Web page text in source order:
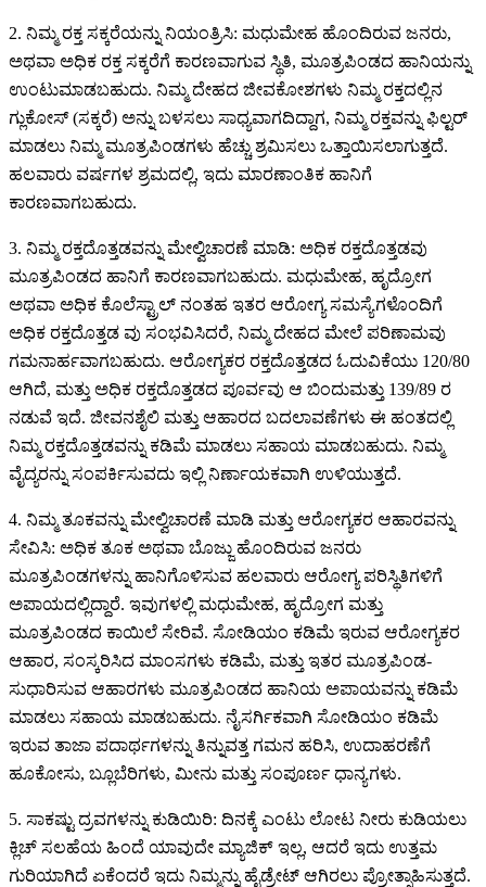
2. ನಿಮ್ಮ ರಕ್ತ ಸಕ್ಕರೆಯನ್ನು ನಿಯಂತ್ರಿಸಿ: ಮಧುಮೇಹ ಹೊಂದಿರುವ ಜನರು,
ಅಥವಾ ಅಧಿಕ ರಕ್ತ ಸಕ್ಕರೆಗೆ ಕಾರಣವಾಗುವ ಸ್ಥಿತಿ, ಮೂತ್ರಪಿಂಡದ ಹಾನಿಯನ್ನು
ಉಂಟುಮಾಡಬಹುದು. ನಿಮ್ಮ ದೇಹದ ಜೀವಕೋಶಗಳು ನಿಮ್ಮ ರಕ್ತದಲ್ಲಿನ
ಗ್ಲುಕೋಸ್ (ಸಕ್ಕರೆ) ಅನ್ನು ಬಳಸಲು ಸಾಧ್ಯವಾಗದಿದ್ದಾಗ, ನಿಮ್ಮ ರಕ್ತವನ್ನು ಫಿಲ್ಟರ್
ಮಾಡಲು ನಿಮ್ಮ ಮೂತ್ರಪಿಂಡಗಳು ಹೆಚ್ಚು ಶ್ರಮಿಸಲು ಒತ್ತಾಯಿಸಲಾಗುತ್ತದೆ.
ಹಲವಾರು ವರ್ಷಗಳ ಶ್ರಮದಲ್ಲಿ, ಇದು ಮಾರಣಾಂತಿಕ ಹಾನಿಗೆ
ಕಾರಣವಾಗಬಹುದು.
3. ನಿಮ್ಮ ರಕ್ತದೊತ್ತಡವನ್ನು ಮೇಲ್ವಿಚಾರಣೆ ಮಾಡಿ: ಅಧಿಕ ರಕ್ತದೊತ್ತಡವು
ಮೂತ್ರಪಿಂಡದ ಹಾನಿಗೆ ಕಾರಣವಾಗಬಹುದು. ಮಧುಮೇಹ, ಹೃದ್ರೋಗ
ಅಥವಾ ಅಧಿಕ ಕೊಲೆಸ್ಟ್ರಾಲ್ ನಂತಹ ಇತರ ಆರೋಗ್ಯ ಸಮಸ್ಯೆಗಳೊಂದಿಗೆ
ಅಧಿಕ ರಕ್ತದೊತ್ತಡ ವು ಸಂಭವಿಸಿದರೆ, ನಿಮ್ಮ ದೇಹದ ಮೇಲೆ ಪರಿಣಾಮವು
ಗಮನಾರ್ಹವಾಗಬಹುದು. ಆರೋಗ್ಯಕರ ರಕ್ತದೊತ್ತಡದ ಓದುವಿಕೆಯು 120/80
ಆಗಿದೆ, ಮತ್ತು ಅಧಿಕ ರಕ್ತದೊತ್ತಡದ ಪೂರ್ವವು ಆ ಬಿಂದುಮತ್ತು 139/89 ರ
ನಡುವೆ ಇದೆ. ಜೀವನಶೈಲಿ ಮತ್ತು ಆಹಾರದ ಬದಲಾವಣೆಗಳು ಈ ಹಂತದಲ್ಲಿ
ನಿಮ್ಮ ರಕ್ತದೊತ್ತಡವನ್ನು ಕಡಿಮೆ ಮಾಡಲು ಸಹಾಯ ಮಾಡಬಹುದು. ನಿಮ್ಮ
ವೈದ್ಯರನ್ನು ಸಂಪರ್ಕಿಸುವದು ಇಲ್ಲಿ ನಿರ್ಣಾಯಕವಾಗಿ ಉಳಿಯುತ್ತದೆ.
4. ನಿಮ್ಮ ತೂಕವನ್ನು ಮೇಲ್ವಿಚಾರಣೆ ಮಾಡಿ ಮತ್ತು ಆರೋಗ್ಯಕರ ಆಹಾರವನ್ನು
ಸೇವಿಸಿ: ಅಧಿಕ ತೂಕ ಅಥವಾ ಬೊಜ್ಜು ಹೊಂದಿರುವ ಜನರು
ಮೂತ್ರಪಿಂಡಗಳನ್ನು ಹಾನಿಗೊಳಿಸುವ ಹಲವಾರು ಆರೋಗ್ಯ ಪರಿಸ್ಥಿತಿಗಳಿಗೆ
ಅಪಾಯದಲ್ಲಿದ್ದಾರೆ. ಇವುಗಳಲ್ಲಿ ಮಧುಮೇಹ, ಹೃದ್ರೋಗ ಮತ್ತು
ಮೂತ್ರಪಿಂಡದ ಕಾಯಿಲೆ ಸೇರಿವೆ. ಸೋಡಿಯಂ ಕಡಿಮೆ ಇರುವ ಆರೋಗ್ಯಕರ
ಆಹಾರ, ಸಂಸ್ಕರಿಸಿದ ಮಾಂಸಗಳು ಕಡಿಮೆ, ಮತ್ತು ಇತರ ಮೂತ್ರಪಿಂಡ-
ಸುಧಾರಿಸುವ ಆಹಾರಗಳು ಮೂತ್ರಪಿಂಡದ ಹಾನಿಯ ಅಪಾಯವನ್ನು ಕಡಿಮೆ
ಮಾಡಲು ಸಹಾಯ ಮಾಡಬಹುದು. ನೈಸರ್ಗಿಕವಾಗಿ ಸೋಡಿಯಂ ಕಡಿಮೆ
ಇರುವ ತಾಜಾ ಪದಾರ್ಥಗಳನ್ನು ತಿನ್ನುವತ್ತ ಗಮನ ಹರಿಸಿ, ಉದಾಹರಣೆಗೆ
ಹೂಕೋಸು, ಬ್ಲೂಬೆರಿಗಳು, ಮೀನು ಮತ್ತು ಸಂಪೂರ್ಣ ಧಾನ್ಯಗಳು.
5. ಸಾಕಷ್ಟು ದ್ರವಗಳನ್ನು ಕುಡಿಯಿರಿ: ದಿನಕ್ಕೆ ಎಂಟು ಲೋಟ ನೀರು ಕುಡಿಯಲು
ಕ್ಲಿಚ್ ಸಲಹೆಯ ಹಿಂದೆ ಯಾವುದೇ ಮ್ಯಾಜಿಕ್ ಇಲ್ಲ, ಆದರೆ ಇದು ಉತ್ತಮ
ಗುರಿಯಾಗಿದೆ ಏಕೆಂದರೆ ಇದು ನಿಮ್ಮನ್ನು ಹೈಡ್ರೇಟ್ ಆಗಿರಲು ಪ್ರೋತ್ಸಾಹಿಸುತ್ತದೆ.